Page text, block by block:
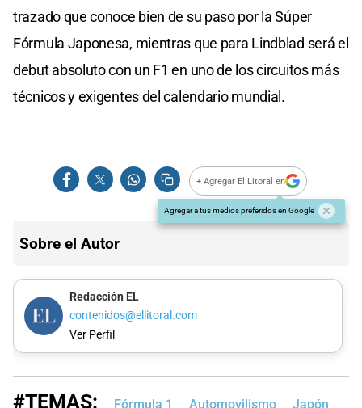
trazado que conoce bien de su paso por la Súper
Fórmula Japonesa, mientras que para Lindblad será el
debut absoluto con un F1 en uno de los circuitos más
técnicos y exigentes del calendario mundial.
+ Agregar El Litoral en
Agregar a tus medios preferidos en Google
Sobre el Autor
Redacción EL
contenidos@ellitoral.com
Ver Perfil
#TEMAS: Fórmula 1 Automovilismo Japón